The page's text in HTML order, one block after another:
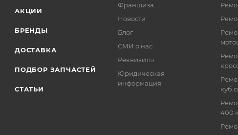
АКЦИИ
БРЕНДЫ
ДОСТАВКА
ПОДБОР ЗАПЧАСТЕЙ
СТАТЬИ
Франшиза
Новости
Блог
СМИ о нас
Реквизиты
Юридическая
информация
400